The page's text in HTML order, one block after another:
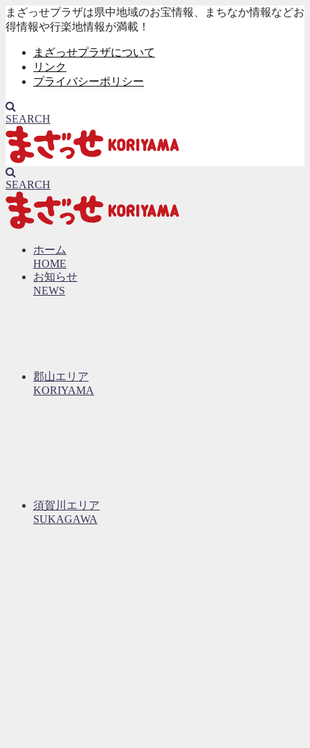
まざっせプラザは県中地域のお宝情報、まちなか情報などお
得情報や行楽地情報が満載！
まざっせプラザについて
リンク
プライバシーポリシー
SEARCH
SEARCH
ホーム
HOME
お知らせ
NEWS
郡山エリア
KORIYAMA
須賀川エリア
SUKAGAWA